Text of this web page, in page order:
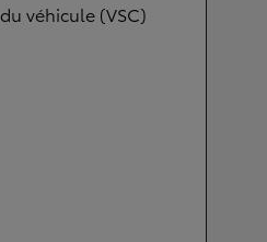
véhicule (VSC)